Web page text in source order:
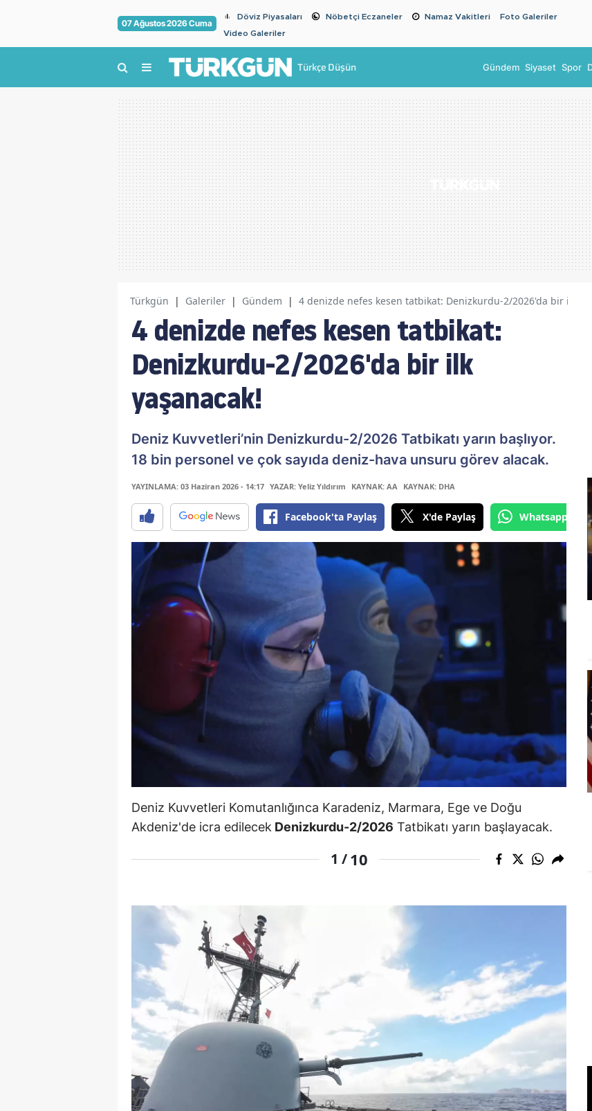
07 Ağustos 2026 Cuma
Döviz Piyasaları Nöbetçi Eczaneler Namaz Vakitleri
Foto Galeriler
Video Galeriler
Türkçe Düşün Gündem Siyaset Spor
Türkgün | Galeriler | Gündem | 4 denizde nefes kesen tatbikat: Denizkurdu-2/2026'da bir ilk
4 denizde nefes kesen tatbikat:
Denizkurdu-2/2026'da bir ilk
yaşanacak!
Deniz Kuvvetleri’nin Denizkurdu-2/2026 Tatbikatı yarın başlıyor.
18 bin personel ve çok sayıda deniz-hava unsuru görev alacak.
YAYINLAMA: 03 Haziran 2026 - 14:17 YAZAR: Yeliz Yıldırım KAYNAK: AA KAYNAK: DHA
Facebook'ta Paylaş X'de Paylaş Whatsapp'tan
Deniz Kuvvetleri Komutanlığınca Karadeniz, Marmara, Ege ve Doğu
Akdeniz'de icra edilecek Denizkurdu-2/2026 Tatbikatı yarın başlayacak.
1 /10